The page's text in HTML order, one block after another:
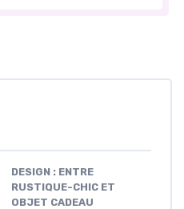
DESIGN : ENTRE
RUSTIQUE-CHIC ET
OBJET CADEAU